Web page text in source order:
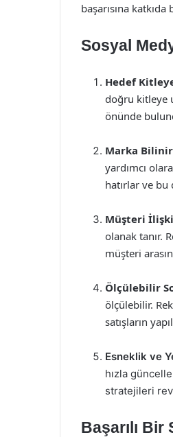
başarısına katkıda
Sosyal
Hedef
doğru kitleye
önünde
Marka
yardımcı
hatırlar ve bu
Müşteri
olanak tanır.
müşteri
Ölçülebilir
ölçülebilir.
satışların
Esneklik ve
hızla
stratejileri
Başarılı